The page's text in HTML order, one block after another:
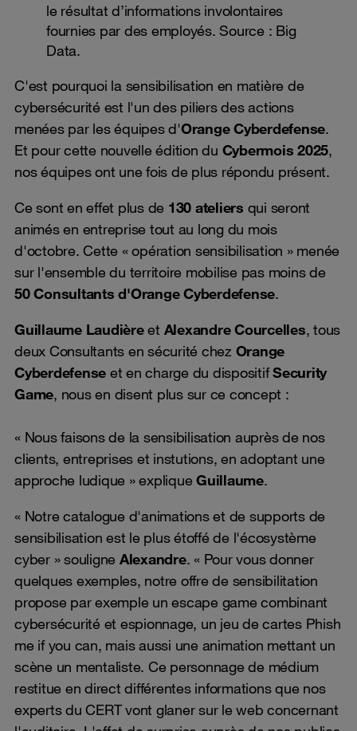
le résultat d’informations involontaires
fournies par des employés. Source : Big
Data.
C'est pourquoi la sensibilisation en matière de
cybersécurité est l'un des piliers des actions
menées par les équipes d'Orange Cyberdefense.
Et pour cette nouvelle édition du Cybermois 2025,
nos équipes ont une fois de plus répondu présent.
Ce sont en effet plus de 130 ateliers qui seront
animés en entreprise tout au long du mois
d'octobre. Cette « opération sensibilisation » menée
sur l'ensemble du territoire mobilise pas moins de
50 Consultants d'Orange Cyberdefense.
Guillaume Laudièreet Alexandre Courcelles, tous
deux Consultants en sécurité chez Orange
Cyberdefense et en charge du dispositifSecurity
Game, nous en disent plus sur ce concept :
« Nous faisons de la sensibilisation auprès de nos
clients, entreprises et instutions, en adoptant une
approche ludique » expliqueGuillaume.
« Notre catalogue d'animations et de supports de
sensibilisation est le plus étoffé de l'écosystème
cyber » souligne Alexandre. « Pour vous donner
quelques exemples, notre offre de sensibilitation
propose par exemple un escape game combinant
cybersécurité et espionnage, un jeu de cartes Phish
me if you can, mais aussi une animation mettant un
scène un mentaliste. Ce personnage de médium
restitue en direct différentes informations que nos
experts du CERT vont glaner sur le web concernant